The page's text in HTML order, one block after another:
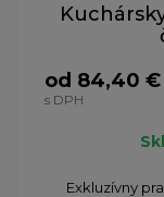
od 84,40 €
s DPH
Exkluzívny